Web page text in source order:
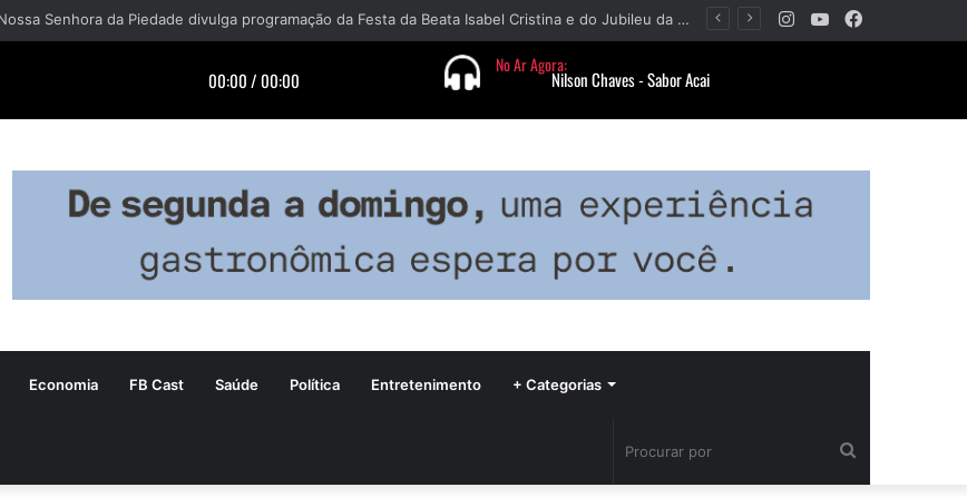
Paróquia Nossa Senhora da Piedade divulga programação da Festa da Beata Isabel Cristina e do Jubileu da padroeira YouTube
Instagram
Economia FB Cast Saúde Política Entretenimento + Categorias